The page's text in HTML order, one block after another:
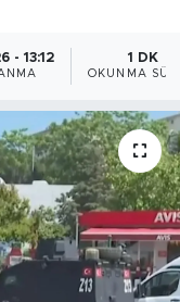
- 13:12 1 DK
OKUNMA